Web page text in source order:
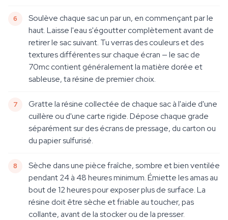
Soulève chaque sac un par un, en commençant par le
haut. Laisse l'eau s'égoutter complètement avant de
retirer le sac suivant. Tu verras des couleurs et des
textures différentes sur chaque écran — le sac de
70mc contient généralement la matière dorée et
sableuse, ta résine de premier choix.
Gratte la résine collectée de chaque sac à l'aide d'une
cuillère ou d'une carte rigide. Dépose chaque grade
séparément sur des écrans de pressage, du carton ou
du papier sulfurisé.
Sèche dans une pièce fraîche, sombre et bien ventilée
pendant 24 à 48 heures minimum. Émiette les amas au
bout de 12 heures pour exposer plus de surface. La
résine doit être sèche et friable au toucher, pas
collante, avant de la stocker ou de la presser.